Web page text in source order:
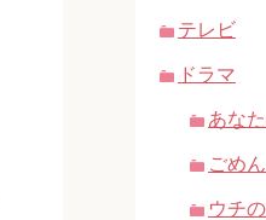
テレビ
ドラマ
あな
ごめ
ウチ